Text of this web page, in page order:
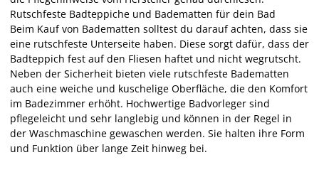
Rutschfeste Badteppiche und Badematten für dein Bad
Beim Kauf von Badematten solltest du darauf achten, dass sie
eine rutschfeste Unterseite haben. Diese sorgt dafür, dass der
Badteppich fest auf den Fliesen haftet und nicht wegrutscht.
Neben der Sicherheit bieten viele rutschfeste Badematten
auch eine weiche und kuschelige Oberfläche, die den Komfort
im Badezimmer erhöht. Hochwertige Badvorleger sind
pflegeleicht und sehr langlebig und können in der Regel in
der Waschmaschine gewaschen werden. Sie halten ihre Form
und Funktion über lange Zeit hinweg bei.